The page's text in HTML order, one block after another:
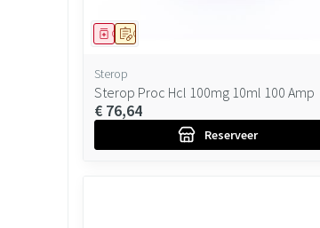
Op voorschrift
Geneesmiddel
Sterop
Sterop Proc Hcl 100mg 10ml 100 Amp
€ 76,64
Reserveer